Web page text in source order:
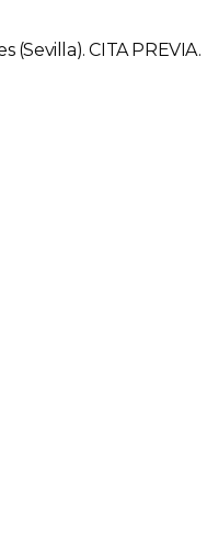
(Sevilla). CITA PREVIA.